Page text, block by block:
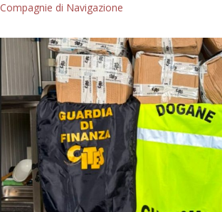
Compagnie di Navigazione